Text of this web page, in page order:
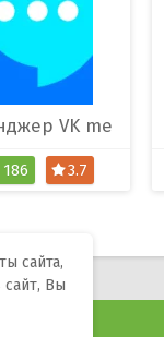
VK me
186 3.7
сайта,
Вы